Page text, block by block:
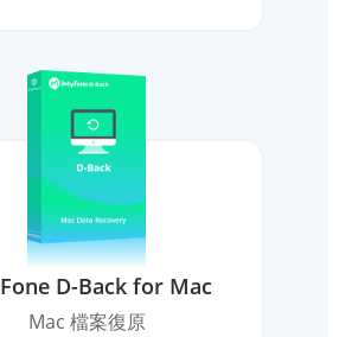
D-Back for Mac
Mac 檔案復原